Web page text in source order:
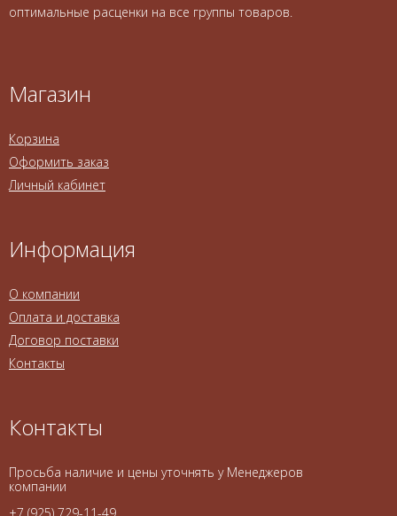
оптимальные расценки на все группы товаров.
Магазин
Корзина
Оформить заказ
Личный кабинет
Информация
О компании
Оплата и доставка
Договор поставки
Контакты
Контакты
Просьба наличие и цены уточнять у Менеджеров
компании